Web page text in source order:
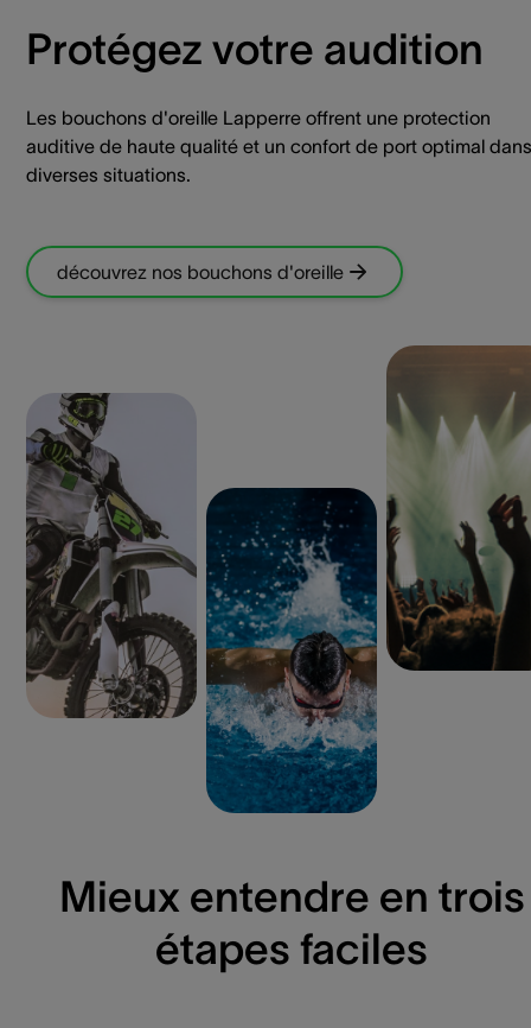
Protégez votre audition
Les bouchons d'oreille Lapperre offrent une protection
auditive de haute qualité et un confort de port optimal dans
diverses situations.
découvrez nos bouchons d'oreille
Mieux entendre en trois
étapes faciles